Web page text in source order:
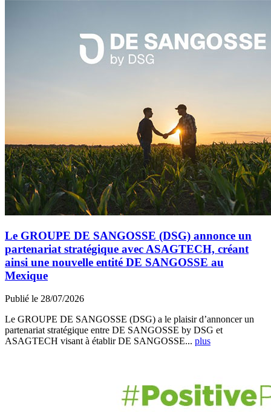
Le GROUPE DE SANGOSSE (DSG) annonce un
partenariat stratégique avec ASAGTECH, créant
ainsi une nouvelle entité DE SANGOSSE au
Mexique
Publié le 28/07/2026
Le GROUPE DE SANGOSSE (DSG) a le plaisir d’annoncer un
partenariat stratégique entre DE SANGOSSE by DSG et
ASAGTECH visant à établir DE SANGOSSE... plus